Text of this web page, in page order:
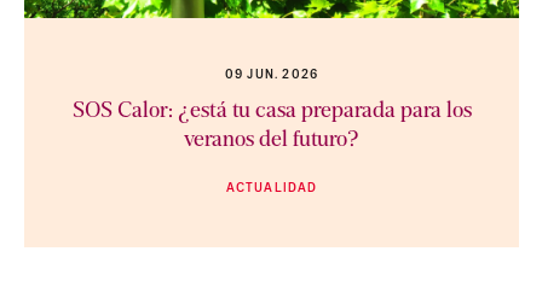
09 JUN. 2026
SOS Calor: ¿está tu casa preparada para los
veranos del futuro?
ACTUALIDAD